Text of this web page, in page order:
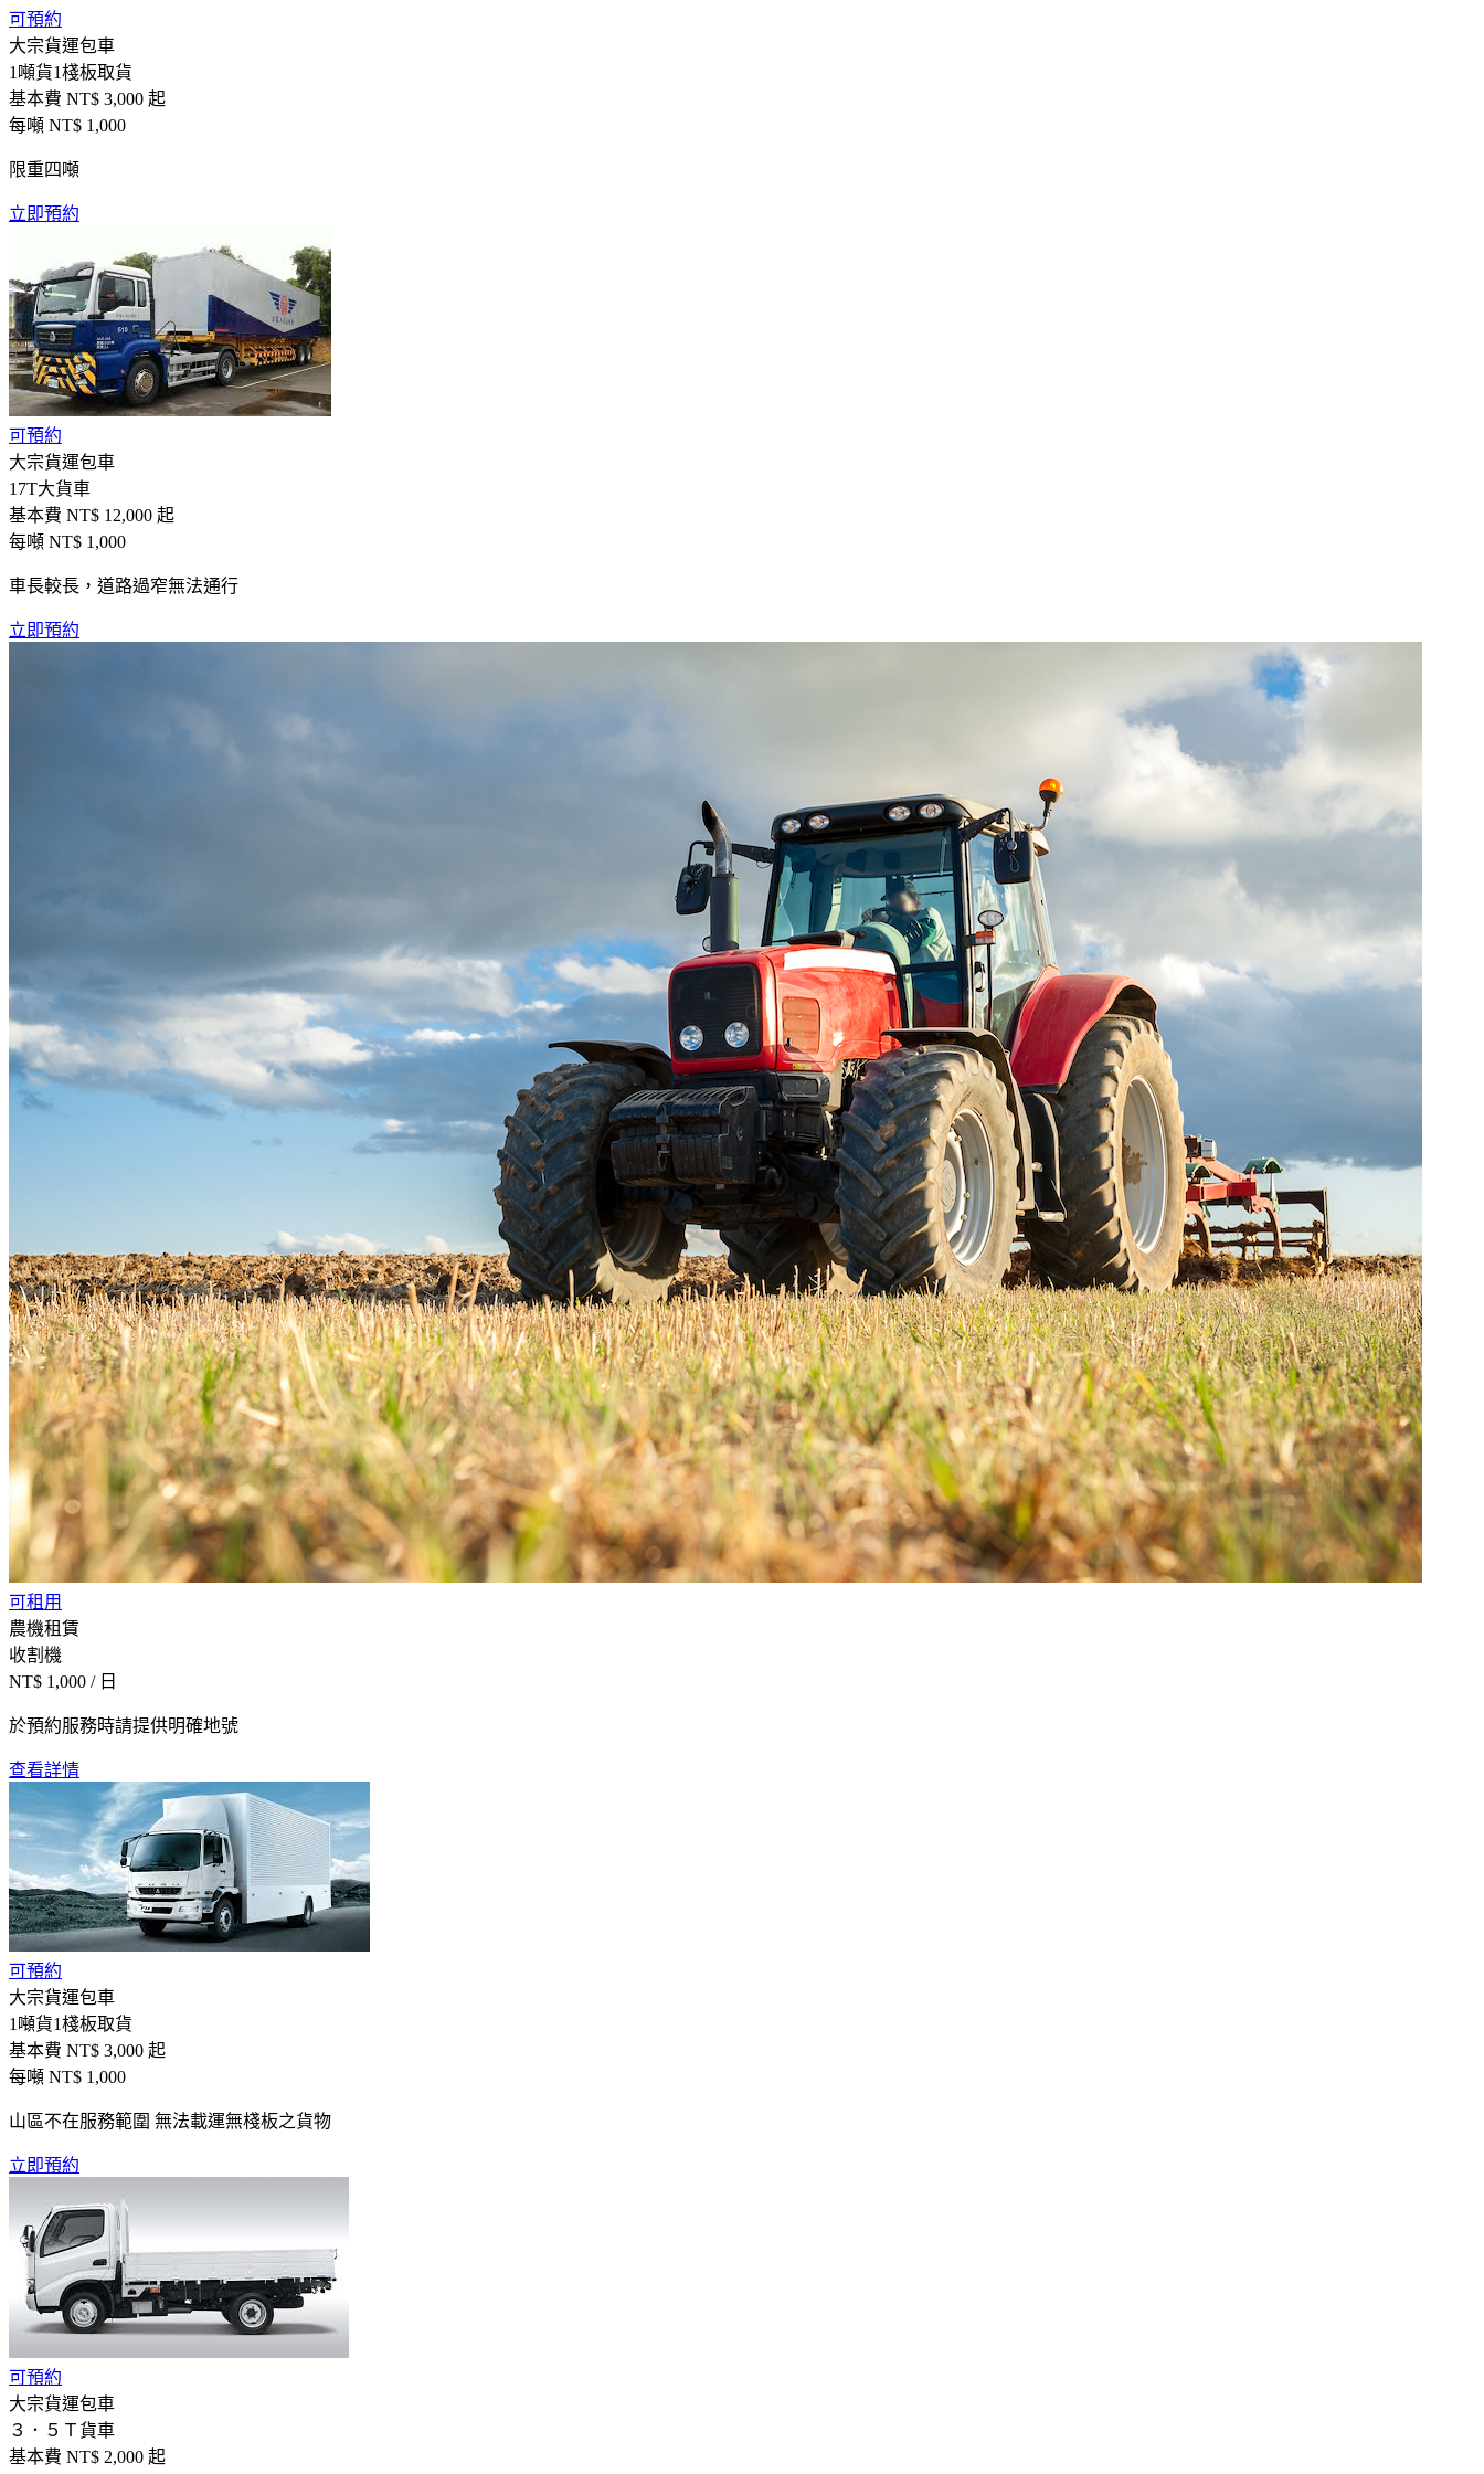
可預約
大宗貨運包車
1噸貨1棧板取貨
基本費 NT$ 3,000 起
每噸 NT$ 1,000
限重四噸
立即預約
可預約
大宗貨運包車
17T大貨車
基本費 NT$ 12,000 起
每噸 NT$ 1,000
車長較長，道路過窄無法通行
立即預約
可租用
農機租賃
收割機
NT$ 1,000 / 日
於預約服務時請提供明確地號
查看詳情
可預約
大宗貨運包車
1噸貨1棧板取貨
基本費 NT$ 3,000 起
每噸 NT$ 1,000
山區不在服務範圍 無法載運無棧板之貨物
立即預約
可預約
大宗貨運包車
３．５Ｔ貨車
基本費 NT$ 2,000 起